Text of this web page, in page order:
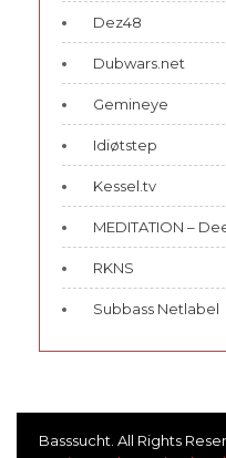
Dez48
Dubwars.net
Gemineye
Idiøtstep
Kessel.tv
MEDITATION –
RKNS
Subbass Netlabel
Basssucht. All Rights